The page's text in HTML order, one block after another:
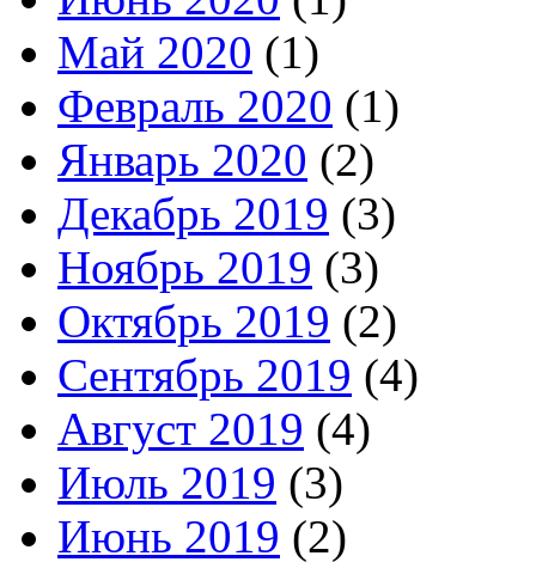
Май 2020 (1)
Февраль 2020 (1)
Январь 2020 (2)
Декабрь 2019 (3)
Ноябрь 2019 (3)
Октябрь 2019 (2)
Сентябрь 2019 (4)
Август 2019 (4)
Июль 2019 (3)
Июнь 2019 (2)